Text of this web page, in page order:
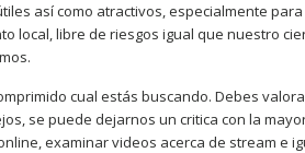
así­ como atractivos, especialmente
libre de riesgos igual que nuestro
cual estás buscando. Debes
se puede dejarnos un critica con la
examinar videos acerca de stream e